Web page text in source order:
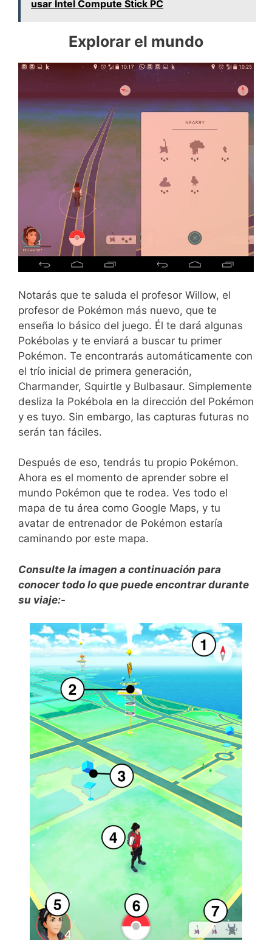
usar Intel Compute Stick PC
Explorar el mundo
Notarás que te saluda el profesor Willow, el
profesor de Pokémon más nuevo, que te
enseña lo básico del juego. Él te dará algunas
Pokébolas y te enviará a buscar tu primer
Pokémon. Te encontrarás automáticamente con
el trío inicial de primera generación,
Charmander, Squirtle y Bulbasaur. Simplemente
desliza la Pokébola en la dirección del Pokémon
y es tuyo. Sin embargo, las capturas futuras no
serán tan fáciles.
Después de eso, tendrás tu propio Pokémon.
Ahora es el momento de aprender sobre el
mundo Pokémon que te rodea. Ves todo el
mapa de tu área como Google Maps, y tu
avatar de entrenador de Pokémon estaría
caminando por este mapa.
Consulte la imagen a continuación para
conocer todo lo que puede encontrar durante
su viaje:-